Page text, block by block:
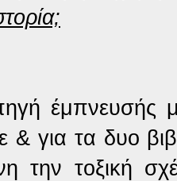
έμπνευσής
& για τα δυο
την τοξική